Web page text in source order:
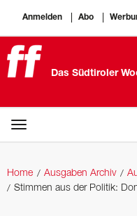
Anmelden Abo
Das Südtiroler
Home Ausgaben Archiv
Stimmen aus der Politik: